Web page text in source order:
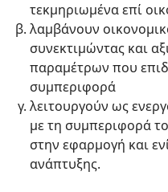
τεκμηριωμένα επί
λαμβάνουν
συνεκτιμώντας και
παραμέτρων που
συμπεριφορά
λειτουργούν ως
με τη συμπεριφορά
στην εφαρμογή και
ανάπτυξης.